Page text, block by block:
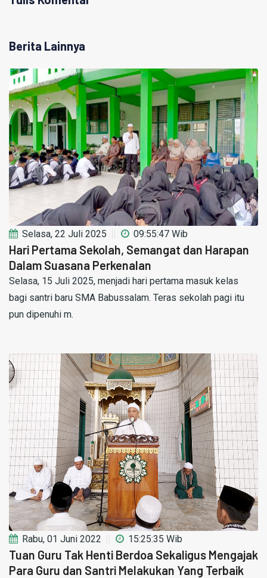
Berita Lainnya
Selasa, 22 Juli 2025 09:55:47 Wib
Hari Pertama Sekolah, Semangat dan Harapan
Dalam Suasana Perkenalan
Selasa, 15 Juli 2025, menjadi hari pertama masuk kelas
bagi santri baru SMA Babussalam. Teras sekolah pagi itu
pun dipenuhi m.
Rabu, 01 Juni 2022 15:25:35 Wib
Tuan Guru Tak Henti Berdoa Sekaligus Mengajak
Para Guru dan Santri Melakukan Yang Terbaik